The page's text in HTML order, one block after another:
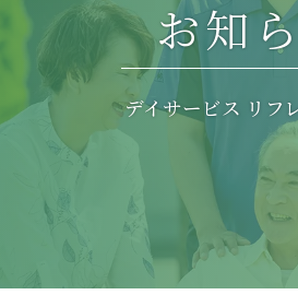
お知
デイサービス リフ